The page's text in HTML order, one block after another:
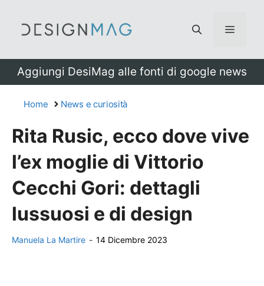
Menu
Aggiungi DesiMag alle fonti di google news
Home News e curiosità
Rita Rusic, ecco dove vive
l’ex moglie di Vittorio
Cecchi Gori: dettagli
lussuosi e di design
Manuela La Martire - 14 Dicembre 2023